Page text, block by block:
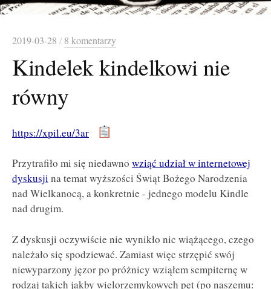
2019-03-28 / 8 komentarzy
Kindelek kindelkowi nie
równy
https://xpil.eu/3ar
Przytrafiło mi się niedawno wziąć udział w internetowej
dyskusji na temat wyższości Świąt Bożego Narodzenia
nad Wielkanocą, a konkretnie - jednego modelu Kindle
nad drugim.
Z dyskusji oczywiście nie wynikło nic wiążącego, czego
należało się spodziewać. Zamiast więc strzępić swój
niewyparzony jęzor po próżnicy wziąłem sempiternę w
rodzaj takich jakby wielorzemykowych pęt (po naszemu: